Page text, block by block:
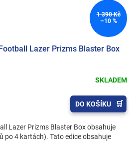
1 390 Kč
–10 %
Lazer Prizms Blaster Box
SKLADEM
DO KOŠÍKU
Lazer Prizms Blaster Box obsahuje
po 4 kartách). Tato edice obsahuje